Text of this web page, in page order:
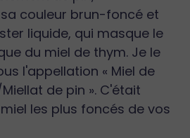
couleur brun-foncé et
liquide, qui masque le
du miel de thym. Je le
l'appellation « Miel de
de pin ». C'était
les plus foncés de vos